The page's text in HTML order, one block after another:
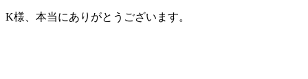
K様、本当にありがとうございます。